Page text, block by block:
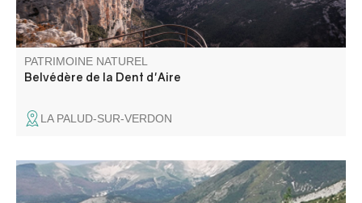
PATRIMOINE NATUREL
Belvédère de la Dent d'Aire
LA PALUD-SUR-VERDON
La zone humide du Lac des Sagnes, à cheval sur les